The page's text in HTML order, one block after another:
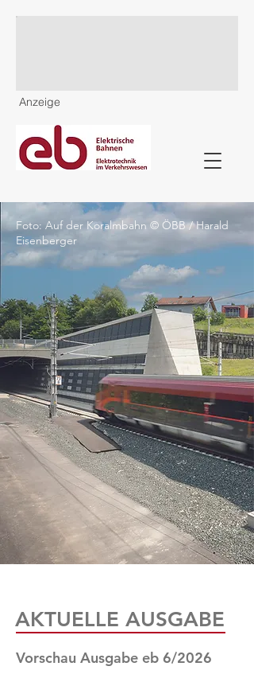
Anzeige
Foto: Auf der Koralmbahn © ÖBB / Harald
Eisenberger
AKTUELLE AUSGABE
Vorschau Ausgabe eb 6/2026